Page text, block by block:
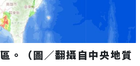
。（圖／翻攝自中央地質